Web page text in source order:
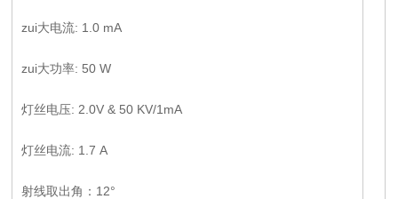
zui大电流: 1.0 mA
zui大功率: 50 W
灯丝电压: 2.0V & 50 KV/1mA
灯丝电流: 1.7 A
射线取出角：12°